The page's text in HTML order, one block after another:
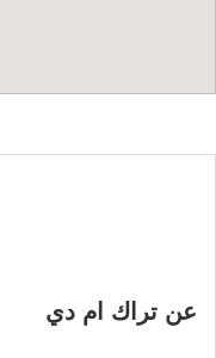
عن تراك ام دي